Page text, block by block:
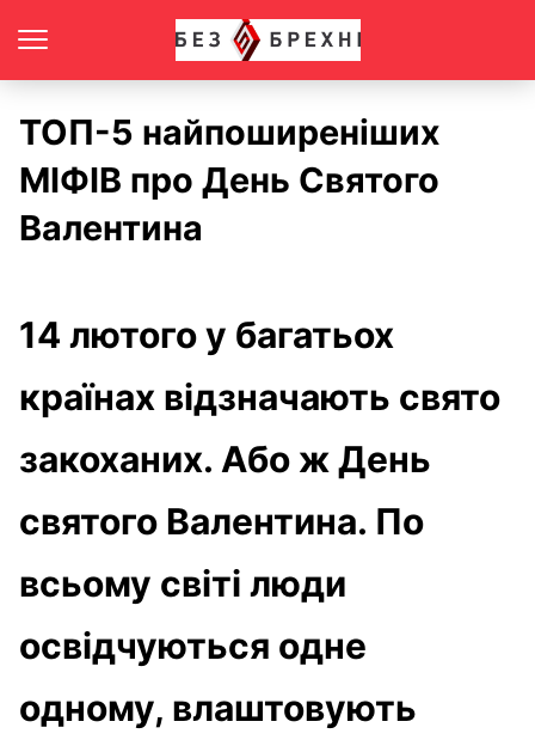
ТОП-5 найпоширеніших
МІФІВ про День Святого
Валентина
14 лютого у багатьох
країнах відзначають свято
закоханих. Або ж День
святого Валентина. По
всьому світі люди
освідчуються одне
одному, влаштовують